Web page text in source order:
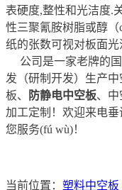
表硬度,整性和光洁度.
性三聚氰胺树脂或醇
纸的张数可视对板面
公司是一家老牌的国
发（研制开发）生产
板、
防静电中空板、中
加工定制！欢迎来电
您服务(fú wù)！
当前位置： 塑料中空板